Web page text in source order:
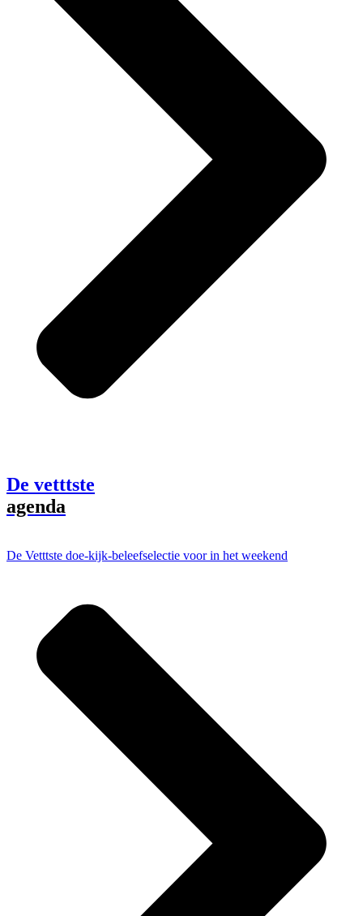
De vetttste
agenda
De Vetttste doe-kijk-beleefselectie voor in het weekend